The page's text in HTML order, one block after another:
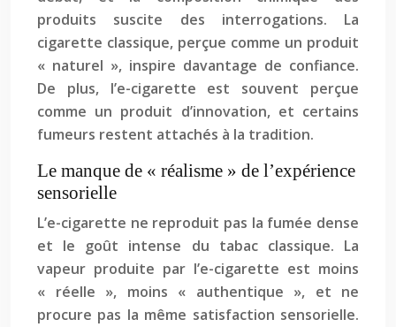
produits suscite des interrogations. La
cigarette classique, perçue comme un produit
« naturel », inspire davantage de confiance.
De plus, l’e-cigarette est souvent perçue
comme un produit d’innovation, et certains
fumeurs restent attachés à la tradition.
Le manque de « réalisme » de l’expérience
sensorielle
L’e-cigarette ne reproduit pas la fumée dense
et le goût intense du tabac classique. La
vapeur produite par l’e-cigarette est moins
« réelle », moins « authentique », et ne
procure pas la même satisfaction sensorielle.